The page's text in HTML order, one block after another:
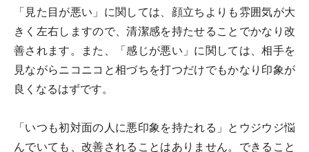
「見た目が悪い」に関しては、顔立ちよりも雰囲気が大
きく左右しますので、清潔感を持たせることでかなり改
善されます。また、「感じが悪い」に関しては、相手を
見ながらニコニコと相づちを打つだけでもかなり印象が
良くなるはずです。
「いつも初対面の人に悪印象を持たれる」とウジウジ悩
んでいても、改善されることはありません。できること